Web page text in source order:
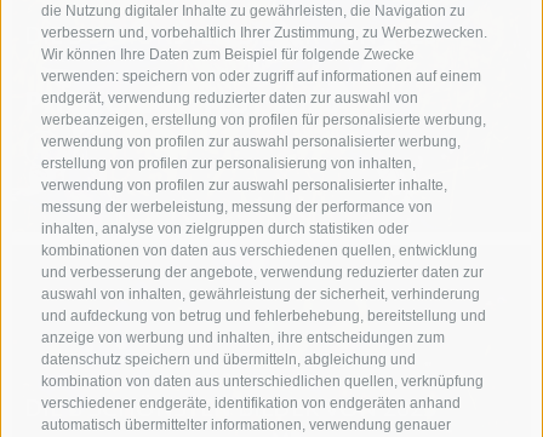
die Nutzung digitaler Inhalte zu gewährleisten, die Navigation zu
verbessern und, vorbehaltlich Ihrer Zustimmung, zu Werbezwecken.
Wir können Ihre Daten zum Beispiel für folgende Zwecke
verwenden: speichern von oder zugriff auf informationen auf einem
endgerät, verwendung reduzierter daten zur auswahl von
werbeanzeigen, erstellung von profilen für personalisierte werbung,
verwendung von profilen zur auswahl personalisierter werbung,
erstellung von profilen zur personalisierung von inhalten,
verwendung von profilen zur auswahl personalisierter inhalte,
messung der werbeleistung, messung der performance von
inhalten, analyse von zielgruppen durch statistiken oder
kombinationen von daten aus verschiedenen quellen, entwicklung
und verbesserung der angebote, verwendung reduzierter daten zur
auswahl von inhalten, gewährleistung der sicherheit, verhinderung
und aufdeckung von betrug und fehlerbehebung, bereitstellung und
anzeige von werbung und inhalten, ihre entscheidungen zum
datenschutz speichern und übermitteln, abgleichung und
kombination von daten aus unterschiedlichen quellen, verknüpfung
verschiedener endgeräte, identifikation von endgeräten anhand
automatisch übermittelter informationen, verwendung genauer
DIE 3 SCHÖNSTEN BILDER VON 2026
PHOTO CONTEST 2026
DIE 3 SCHÖNSTEN BILDER VON 2025